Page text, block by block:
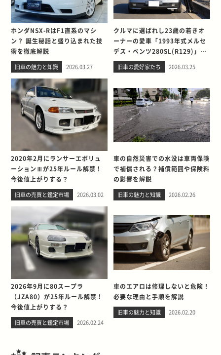
ホンダNSX-RはF1直系のマシ
ン？ 誕生秘話と盛り込まれた技
術を徹底解説
旧車の魅力と知識 2026.03.27
クルマに選ばれし23歳の若きオ
ーナーの愛車「1993年式メルセ
デス・ベンツ280SL(R129)」と
の出会い。そして別れを考える
旧車の愛好家たち 2026.03.25
2020年2月にランサーエボリュ
ーションⅢが25年ルール解禁！
今後値上がりする？
旧車の売買と鑑定市場 2026.03.02
車の自然災害での水没は車両保険
で補償される？補償範囲や保険料
の影響を解説
旧車の魅力と知識 2026.02.26
2026年9月に80スープラ
（JZA80）が25年ルール解禁！
今後値上がりする？
旧車の売買と鑑定市場 2026.02.24
車のエアロは修理しないと危険！
必要な理由と手順を解説
旧車の魅力と知識 2026.02.20